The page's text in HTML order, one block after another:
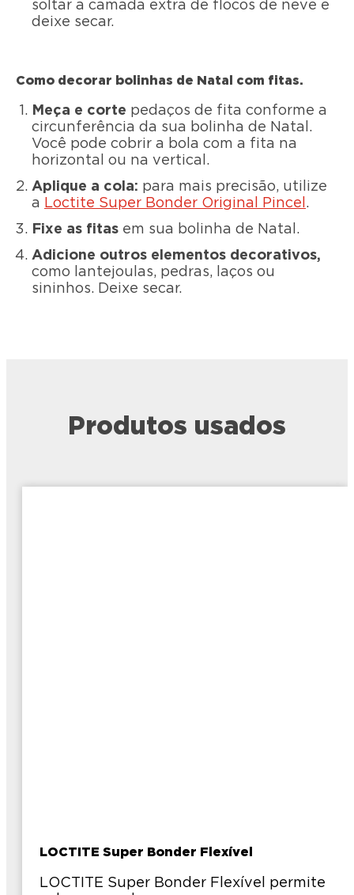
soltar a camada extra de flocos de neve e
deixe secar.
Como decorar bolinhas de Natal com fitas.
Meça e corte pedaços de fita conforme a
circunferência da sua bolinha de Natal.
Você pode cobrir a bola com a fita na
horizontal ou na vertical.
Aplique a cola: para mais precisão, utilize
a Loctite Super Bonder Original Pincel .
Fixe as fitas em sua bolinha de Natal.
Adicione outros elementos decorativos,
como lantejoulas, pedras, laços ou
sininhos. Deixe secar.
Produtos usados
LOCTITE Super Bonder Flexível
LOCTITE Super Bonder Flexível permite